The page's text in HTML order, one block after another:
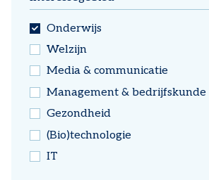
Onderwijs
Welzijn
Media & communicatie
Management & bedrijfskunde
Gezondheid
(Bio)technologie
IT